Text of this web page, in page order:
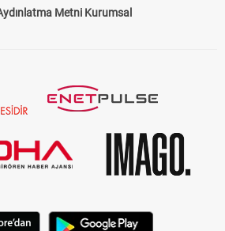
Metni Kurumsal